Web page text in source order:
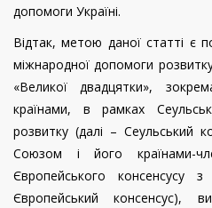
допомоги Україні.
Відтак, метою даної статті є
міжнародної допомоги
«Великої двадцятки»,
країнами, в рамках
розвитку (далі – Сеульський
Союзом і його країнами-
Європейського консенсусу
Європейський консенсус),